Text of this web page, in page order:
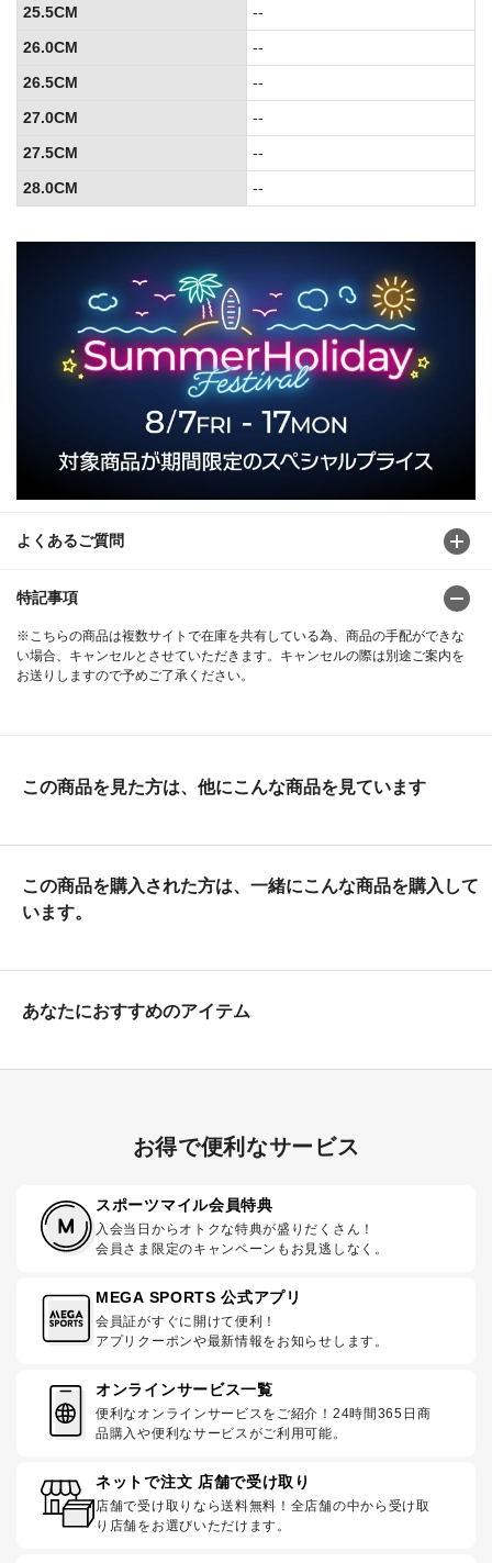
よくあるご質問
特記事項
※こちらの商品は複数サイトで在庫を共有している為、商品の手配ができな
い場合、キャンセルとさせていただきます。キャンセルの際は別途ご案内を
お送りしますので予めご了承ください。
25.5CM
--
26.0CM
--
26.5CM
--
27.0CM
--
27.5CM
--
28.0CM
--
この商品を見た方は、他にこんな商品を見ています
この商品を購入された方は、一緒にこんな商品を購入して
います。
あなたにおすすめのアイテム
お得で便利なサービス
スポーツマイル会員特典
入会当日からオトクな特典が盛りだくさん！
会員さま限定のキャンペーンもお見逃しなく。
MEGA SPORTS 公式アプリ
会員証がすぐに開けて便利！
アプリクーポンや最新情報をお知らせします。
オンラインサービス一覧
便利なオンラインサービスをご紹介！24時間365日商
品購入や便利なサービスがご利用可能。
ネットで注文 店舗で受け取り
店舗で受け取りなら送料無料！全店舗の中から受け取
り店舗をお選びいただけます。